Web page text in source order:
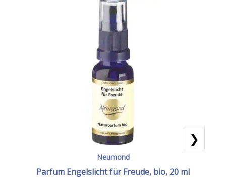
Neumond
Parfum Engelslicht für Freude, bio, 20 ml
❯